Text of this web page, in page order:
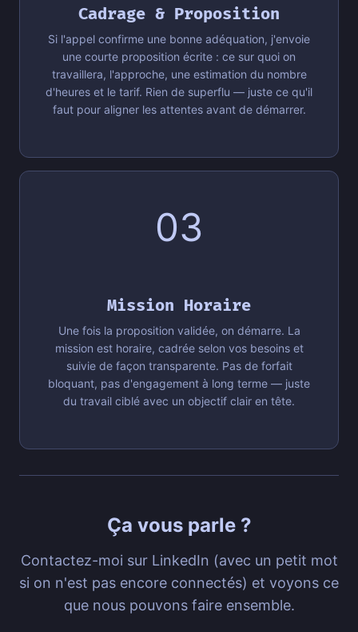
Cadrage & Proposition
Si l'appel confirme une bonne adéquation, j'envoie
une courte proposition écrite : ce sur quoi on
travaillera, l'approche, une estimation du nombre
d'heures et le tarif. Rien de superflu — juste ce qu'il
faut pour aligner les attentes avant de démarrer.
03
Mission Horaire
Une fois la proposition validée, on démarre. La
mission est horaire, cadrée selon vos besoins et
suivie de façon transparente. Pas de forfait
bloquant, pas d'engagement à long terme — juste
du travail ciblé avec un objectif clair en tête.
Ça vous parle ?
Contactez-moi sur LinkedIn (avec un petit mot
si on n'est pas encore connectés) et voyons ce
que nous pouvons faire ensemble.